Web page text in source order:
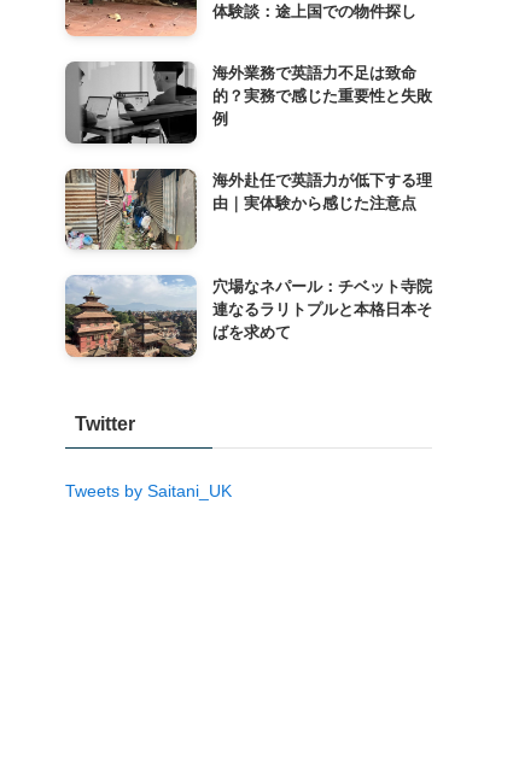
体験談：途上国での物件探し
海外業務で英語力不足は致命
的？実務で感じた重要性と失敗
例
海外赴任で英語力が低下する理
由｜実体験から感じた注意点
穴場なネパール：チベット寺院
連なるラリトプルと本格日本そ
ばを求めて
Twitter
Tweets by Saitani_UK